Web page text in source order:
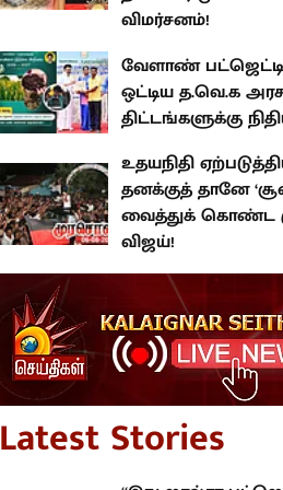
விமர்சனம்!
வேளாண்
ஒட்டிய த.வெ.க
திட்டங்களுக்கு
உதயநிதி
தனக்குத் தானே
வைத்துக் கொண்ட
விஜய்!
Latest Stories